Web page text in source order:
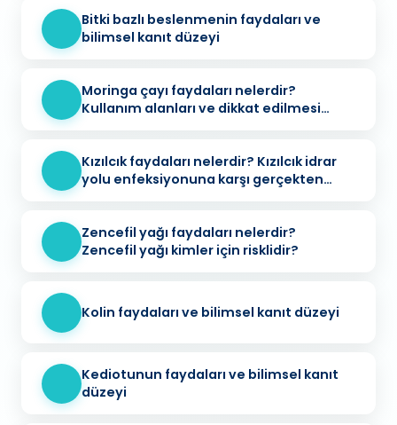
Bitki bazlı beslenmenin faydaları ve
bilimsel kanıt düzeyi
Moringa çayı faydaları nelerdir?
Kullanım alanları ve dikkat edilmesi
Kızılcık faydaları nelerdir? Kızılcık idrar
yolu enfeksiyonuna karşı gerçekten
Zencefil yağı faydaları nelerdir?
Zencefil yağı kimler için risklidir?
Kolin faydaları ve bilimsel kanıt düzeyi
Kediotunun faydaları ve bilimsel kanıt
düzeyi